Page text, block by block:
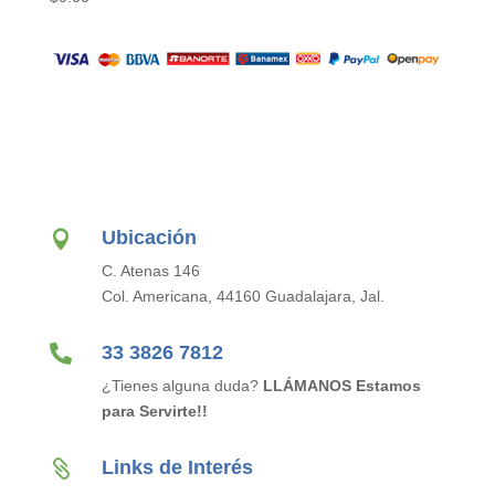
 Ubicación
C. Atenas 146
Col. Americana, 44160 Guadalajara, Jal.
 33 3826 7812
¿Tienes alguna duda? LLÁMANOS Estamos
para Servirte!!
 Links de Interés